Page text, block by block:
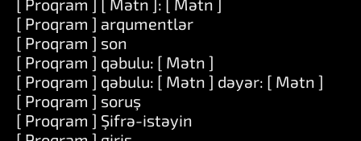
[ Proqram ] [ Mətn ]: [ Mətn ]
[ Proqram ] arqumentlər
[ Proqram ] son
[ Proqram ] qəbulu: [ Mətn ]
[ Proqram ] qəbulu: [ Mətn ] dəyər: [ Mətn ]
[ Proqram ] soruş
[ Proqram ] Şifrə-istəyin